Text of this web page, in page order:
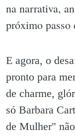
na narrativa,
próximo passo
E agora, o
pronto para
de charme,
só Barbara
de Mulher"